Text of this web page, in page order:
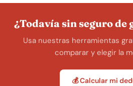
¿Todavía sin seguro de
Usa nuestras herramientas
comparar y elegir la
💰 Calcular mi